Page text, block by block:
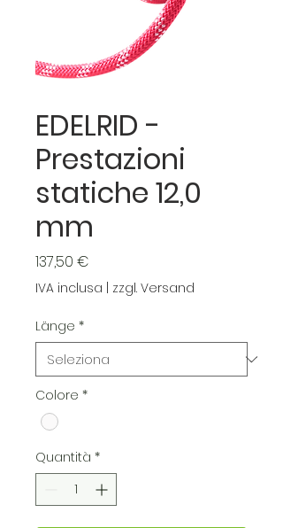
EDELRID -
Prestazioni
statiche 12,0
mm
137,50 €
IVA inclusa zzgl. Versand
Länge *
Colore *
Quantità *